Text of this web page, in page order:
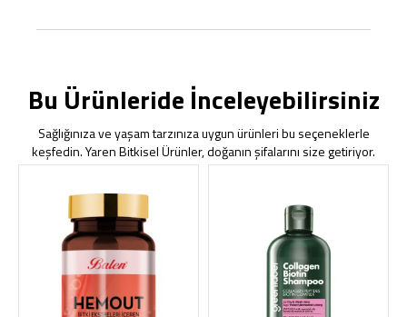
Bu Ürünleride İnceleyebilirsiniz
Sağlığınıza ve yaşam tarzınıza uygun ürünleri bu seçeneklerle
keşfedin. Yaren Bitkisel Ürünler, doğanın şifalarını size getiriyor.